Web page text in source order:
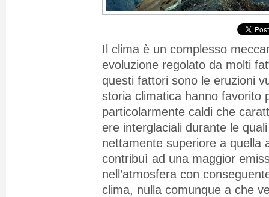
Il clima è un complesso
evoluzione regolato da molti
questi fattori sono le eruzioni
storia climatica hanno favorito
particolarmente caldi che
ere interglaciali durante le
nettamente superiore a quella
contribuì ad una maggior
nell’atmosfera con
clima, nulla comunque a che